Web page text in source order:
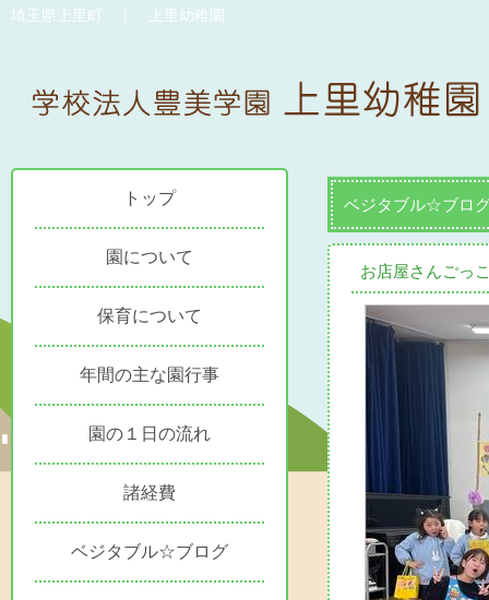
埼玉県上里町 ｜ 上里幼稚園
トップ
園について
保育について
年間の主な園行事
園の１日の流れ
諸経費
ベジタブル☆ブログ
ベジタブル☆ブロ
お店屋さんごっ